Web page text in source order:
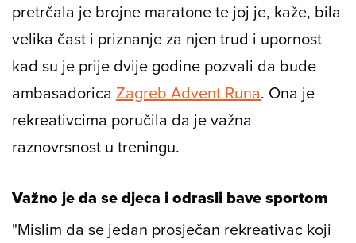
Vereni je od malena trčanje velika ljubav i
pretrčala je brojne maratone te joj je, kaže, bila
velika čast i priznanje za njen trud i upornost
kad su je prije dvije godine pozvali da bude
ambasadorica Zagreb Advent Runa
raznovrsnost u treningu.